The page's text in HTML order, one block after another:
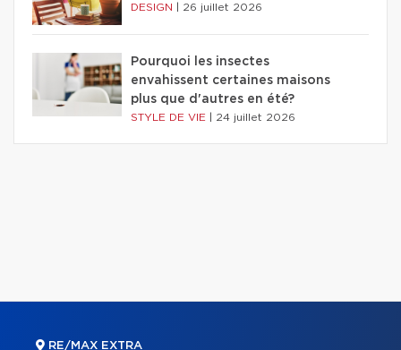
DESIGN 26 juillet 2026
Pourquoi les insectes
envahissent certaines maisons
plus que d'autres en été?
STYLE DE VIE 24 juillet 2026
RE/MAX EXTRA